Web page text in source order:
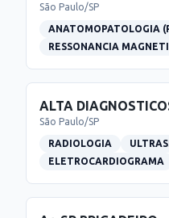
São Paulo/SP
ANATOMOPATOLOGIA
RESSONANCIA
ALTA
São Paulo/SP
RADIOLOGIA
ELETROCARDIOGRAMA